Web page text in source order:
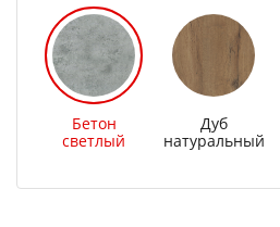
Бетон
светлый
Дуб
натуральный